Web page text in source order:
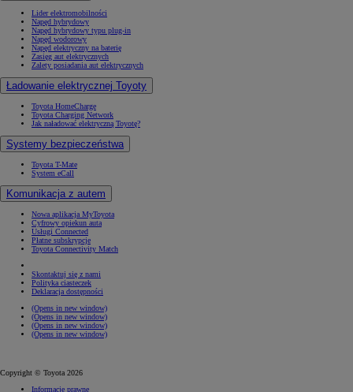
Lider elektromobilności
Napęd hybrydowy
Napęd hybrydowy typu plug-in
Napęd wodorowy
Napęd elektryczny na baterię
Zasięg aut elektrycznych
Zalety posiadania aut elektrycznych
Ładowanie elektrycznej Toyoty
Toyota HomeCharge
Toyota Charging Network
Jak naładować elektryczną Toyotę?
Systemy bezpieczeństwa
Toyota T-Mate
System eCall
Komunikacja z autem
Nowa aplikacja MyToyota
Cyfrowy opiekun auta
Usługi Connected
Płatne subskrypcje
Toyota Connectivity Match
Skontaktuj się z nami
Polityka ciasteczek
Deklaracja dostępności
(Opens in new window)
(Opens in new window)
(Opens in new window)
(Opens in new window)
Copyright © Toyota 2026
Informacje prawne